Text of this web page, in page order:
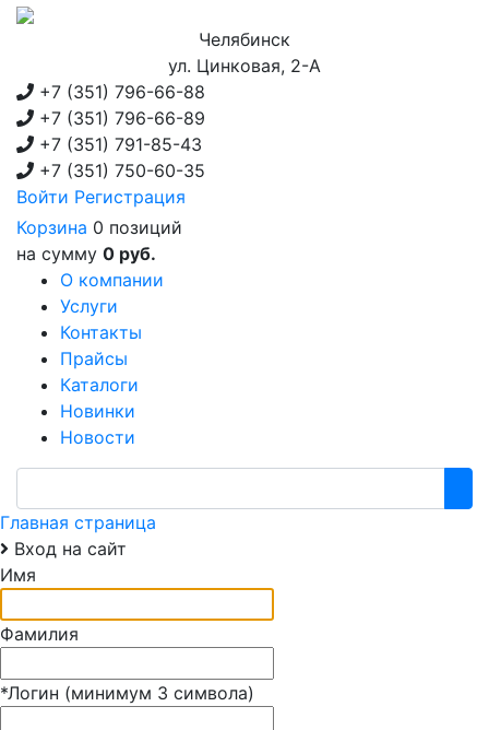
Челябинск
ул. Цинковая, 2-А
+7 (351) 796-66-88
+7 (351) 796-66-89
+7 (351) 791-85-43
+7 (351) 750-60-35
Войти Регистрация
Корзина 0 позиций
на сумму 0 руб.
О компании
Услуги
Контакты
Прайсы
Каталоги
Новинки
Новости
Главная страница
Вход на сайт
Имя
Фамилия
*Логин (минимум 3 символа)